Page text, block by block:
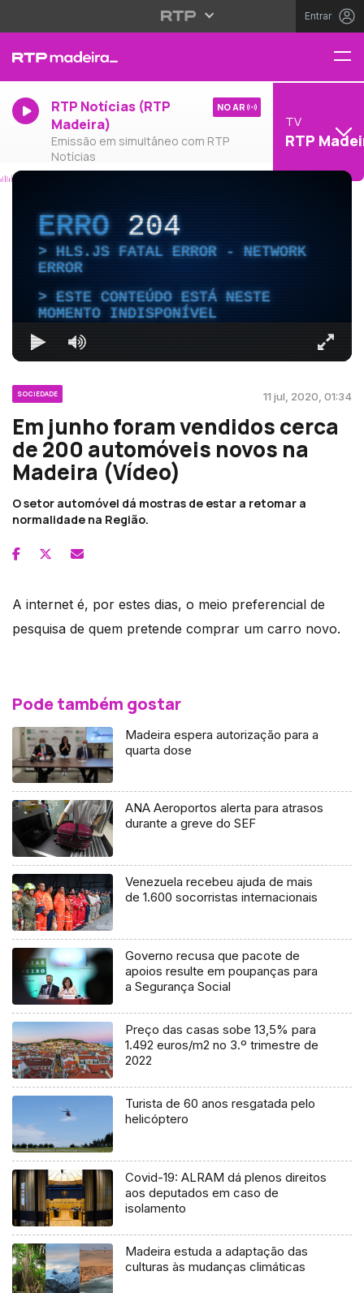
Entrar
RTP Notícias (RTP
Madeira)
Emissão em simultâneo com RTP
Notícias
NO AR
TV
RTP
ERRO204
HLS.JS FATAL ERROR - NETWORK
ERROR
ESTE CONTEÚDO ESTÁ NESTE
MOMENTO INDISPONÍVEL
SOCIEDADE 11 jul, 2020, 01:34
Em junho foram vendidos cerca
de 200 automóveis novos na
Madeira (Vídeo)
O setor automóvel dá mostras de estar a retomar a
normalidade na Região.
A internet é, por estes dias, o meio preferencial de
pesquisa de quem pretende comprar um carro novo.
Pode também gostar
Madeira espera autorização para a
quarta dose
ANA Aeroportos alerta para atrasos
durante a greve do SEF
Venezuela recebeu ajuda de mais
de 1.600 socorristas internacionais
Governo recusa que pacote de
apoios resulte em poupanças para
a Segurança Social
Preço das casas sobe 13,5% para
1.492 euros/m2 no 3.º trimestre de
2022
Turista de 60 anos resgatada pelo
helicóptero
Covid-19: ALRAM dá plenos direitos
aos deputados em caso de
isolamento
Madeira estuda a adaptação das
culturas às mudanças climáticas